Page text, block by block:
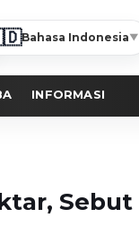
Bahasa Indonesia▼
INFORMASI
Sebut